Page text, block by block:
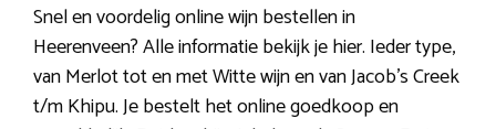
Snel en voordelig online wijn bestellen in
Heerenveen? Alle informatie bekijk je hier. Ieder type,
van Merlot tot en met Witte wijn en van Jacob’s Creek
t/m Khipu. Je bestelt het online goedkoop en